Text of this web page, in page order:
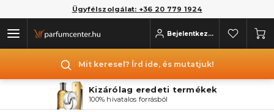
Ügyfélszolgálat: +36 20 779 1924
Bejelentkezés
Mit keresel? Írd ide, és mutatjuk!
Kizárólag eredeti termékek
100% hivatalos forrásból